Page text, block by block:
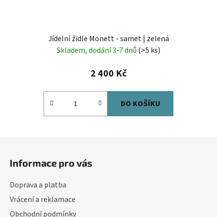
Jídelní židle Monett - samet | zelená
Skladem, dodání 3-7 dnů (>5 ks)
2 400 Kč
DO KOŠÍKU
Informace pro vás
Doprava a platba
Vrácení a reklamace
Obchodní podmínky